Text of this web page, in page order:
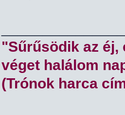
"Sűrűsödik az éj,
véget halálom
(Trónok harca